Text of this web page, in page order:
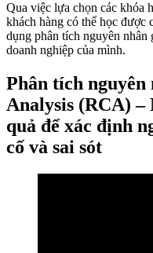
Qua việc lựa chọn các khóa
khách hàng có thể học được
dụng phân tích nguyên nhân
doanh nghiệp của mình.
Phân tích nguyên
Analysis (RCA) –
quả để xác định
cố và sai sót